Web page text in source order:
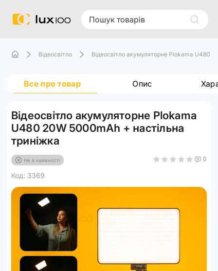
Відеосвітло Відеосвітло акумуляторне Plokama U480
Все про товар Опис
Відеосвітло акумуляторне Plokama
U480 20W 5000mAh + настільна
триніжка
Не в наявності 0
Код: 3369